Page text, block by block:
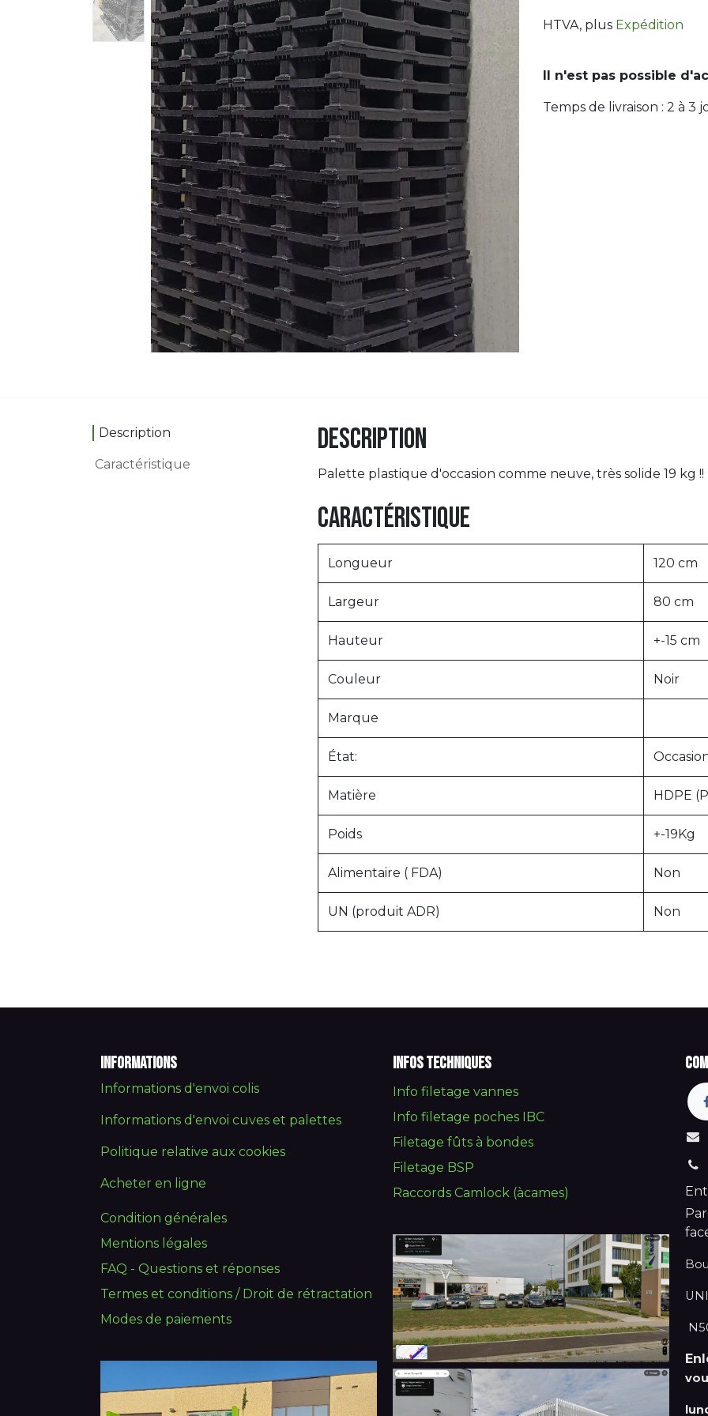
HTVA, plus Expédition
Il n'est pas possible
Temps de livraison : 2 à 3
Description
Caractéristique
Description
Palette plastique d'occasion comme neuve,
Caractéristique
Longueur 120 cm
Largeur 80 cm
Hauteur +-15 cm
Couleur Noir
Marque
État:
Matière HDPE
Poids +-19Kg
Alimentaire ( FDA) Non
UN (produit ADR) Non
Infos techniques
Info filetage vannes
Info filetage poches IBC
Filetage fûts à bondes
Filetage BSP
Raccords Camlock (àcames)
Informations
Informations d'envoi colis
Informations d'envoi cuves et palettes
Politique relative aux cookies
Acheter en ligne
Condition générales
Mentions légales
FAQ - Questions et réponses
Termes et conditions / Droit de rétractation
Modes de paiements